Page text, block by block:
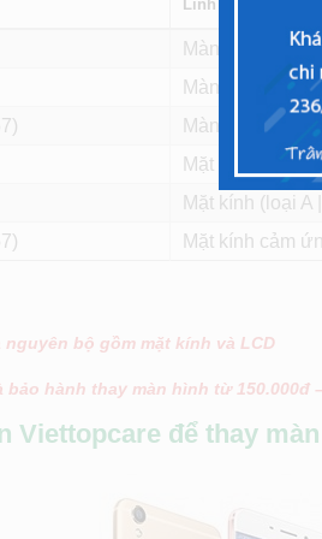
Linh kiện
Màn hình (linh
Màn hình (linh
Màn hình (linh
Mặt kính (loại A
Mặt kính (loại A
Mặt kính cảm
nguyên bộ gồm mặt kính và LCD
bảo hành thay màn hình từ 150.000đ
Viettopcare để thay